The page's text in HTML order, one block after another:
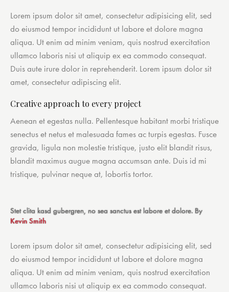
Lorem ipsum dolor sit amet, consectetur adipisicing elit, sed
do eiusmod tempor incididunt ut labore et dolore magna
aliqua. Ut enim ad minim veniam, quis nostrud exercitation
ullamco laboris nisi ut aliquip ex ea commodo consequat.
Duis aute irure dolor in reprehenderit. Lorem ipsum dolor sit
amet, consectetur adipiscing elit.
Creative approach to every project
Aenean et egestas nulla. Pellentesque habitant morbi tristique
senectus et netus et malesuada fames ac turpis egestas. Fusce
gravida, ligula non molestie tristique, justo elit blandit risus,
blandit maximus augue magna accumsan ante. Duis id mi
tristique, pulvinar neque at, lobortis tortor.
Stet clita kasd gubergren, no sea sanctus est labore et dolore. By
Kevin Smith
Lorem ipsum dolor sit amet, consectetur adipisicing elit, sed
do eiusmod tempor incididunt ut labore et dolore magna
aliqua. Ut enim ad minim veniam, quis nostrud exercitation
ullamco laboris nisi ut aliquip ex ea commodo consequat.